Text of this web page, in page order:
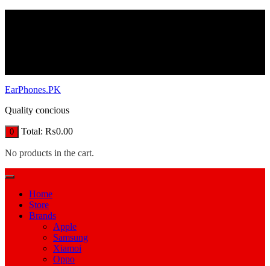
EarPhones.PK
Quality concious
0 Total: ₨0.00
No products in the cart.
Home
Store
Brands
Apple
Samsung
Xiamoi
Oppo